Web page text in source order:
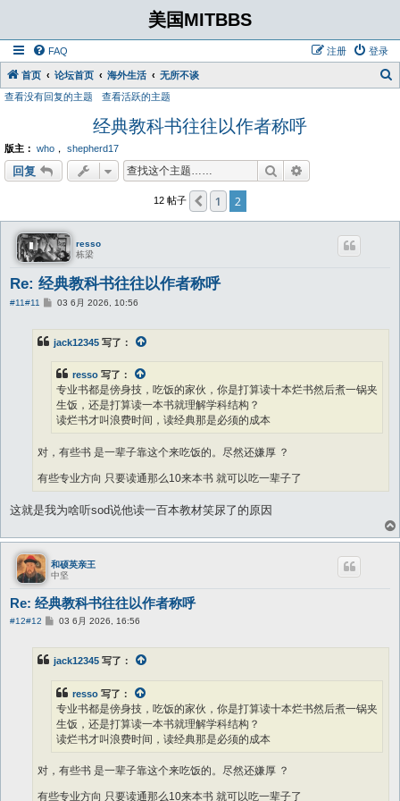
美国MITBBS
FAQ 登录
注册
首页 论坛首页 海外生活 无所不谈
查看没有回复的主题 查看活跃的主题
经典教科书往往以作者称呼
版主： who ， shepherd17
回复 搜索
12 帖子 上一页
1 2
resso
栋梁
Re: 经典教科书往往以作者称呼
#11#11
帖
03 6月 2026, 10:56
jack12345 写了：
resso 写了：
专业书都是傍身技，吃饭的家伙，你是打算读十本烂书然后煮一锅夹
生饭，还是打算读一本书就理解学科结构？
读烂书才叫浪费时间，读经典那是必须的成本
对，有些书 是一辈子靠这个来吃饭的。尽然还嫌厚 ？
有些专业方向 只要读通那么10来本书 就可以吃一辈子了
这就是我为啥听sod说他读一百本教材笑尿了的原因
和硕英亲王
中坚
Re: 经典教科书往往以作者称呼
#12#12
帖
03 6月 2026, 16:56
jack12345 写了：
resso 写了：
专业书都是傍身技，吃饭的家伙，你是打算读十本烂书然后煮一锅夹
生饭，还是打算读一本书就理解学科结构？
读烂书才叫浪费时间，读经典那是必须的成本
对，有些书 是一辈子靠这个来吃饭的。尽然还嫌厚 ？
有些专业方向 只要读通那么10来本书 就可以吃一辈子了